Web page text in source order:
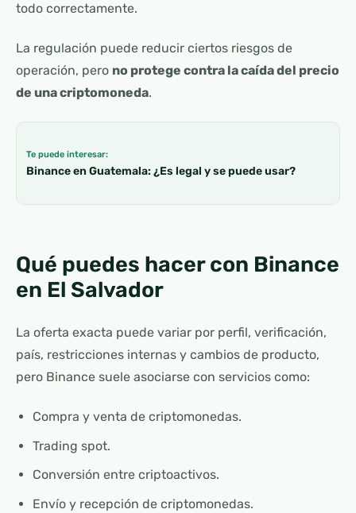
todo correctamente.
La regulación puede reducir ciertos riesgos de
operación, pero no protege contra la caída del precio
de una criptomoneda.
Te puede interesar:
Binance en Guatemala: ¿Es legal y se puede usar?
Qué puedes hacer con Binance
en El Salvador
La oferta exacta puede variar por perfil, verificación,
país, restricciones internas y cambios de producto,
pero Binance suele asociarse con servicios como:
Compra y venta de criptomonedas.
Trading spot.
Conversión entre criptoactivos.
Envío y recepción de criptomonedas.